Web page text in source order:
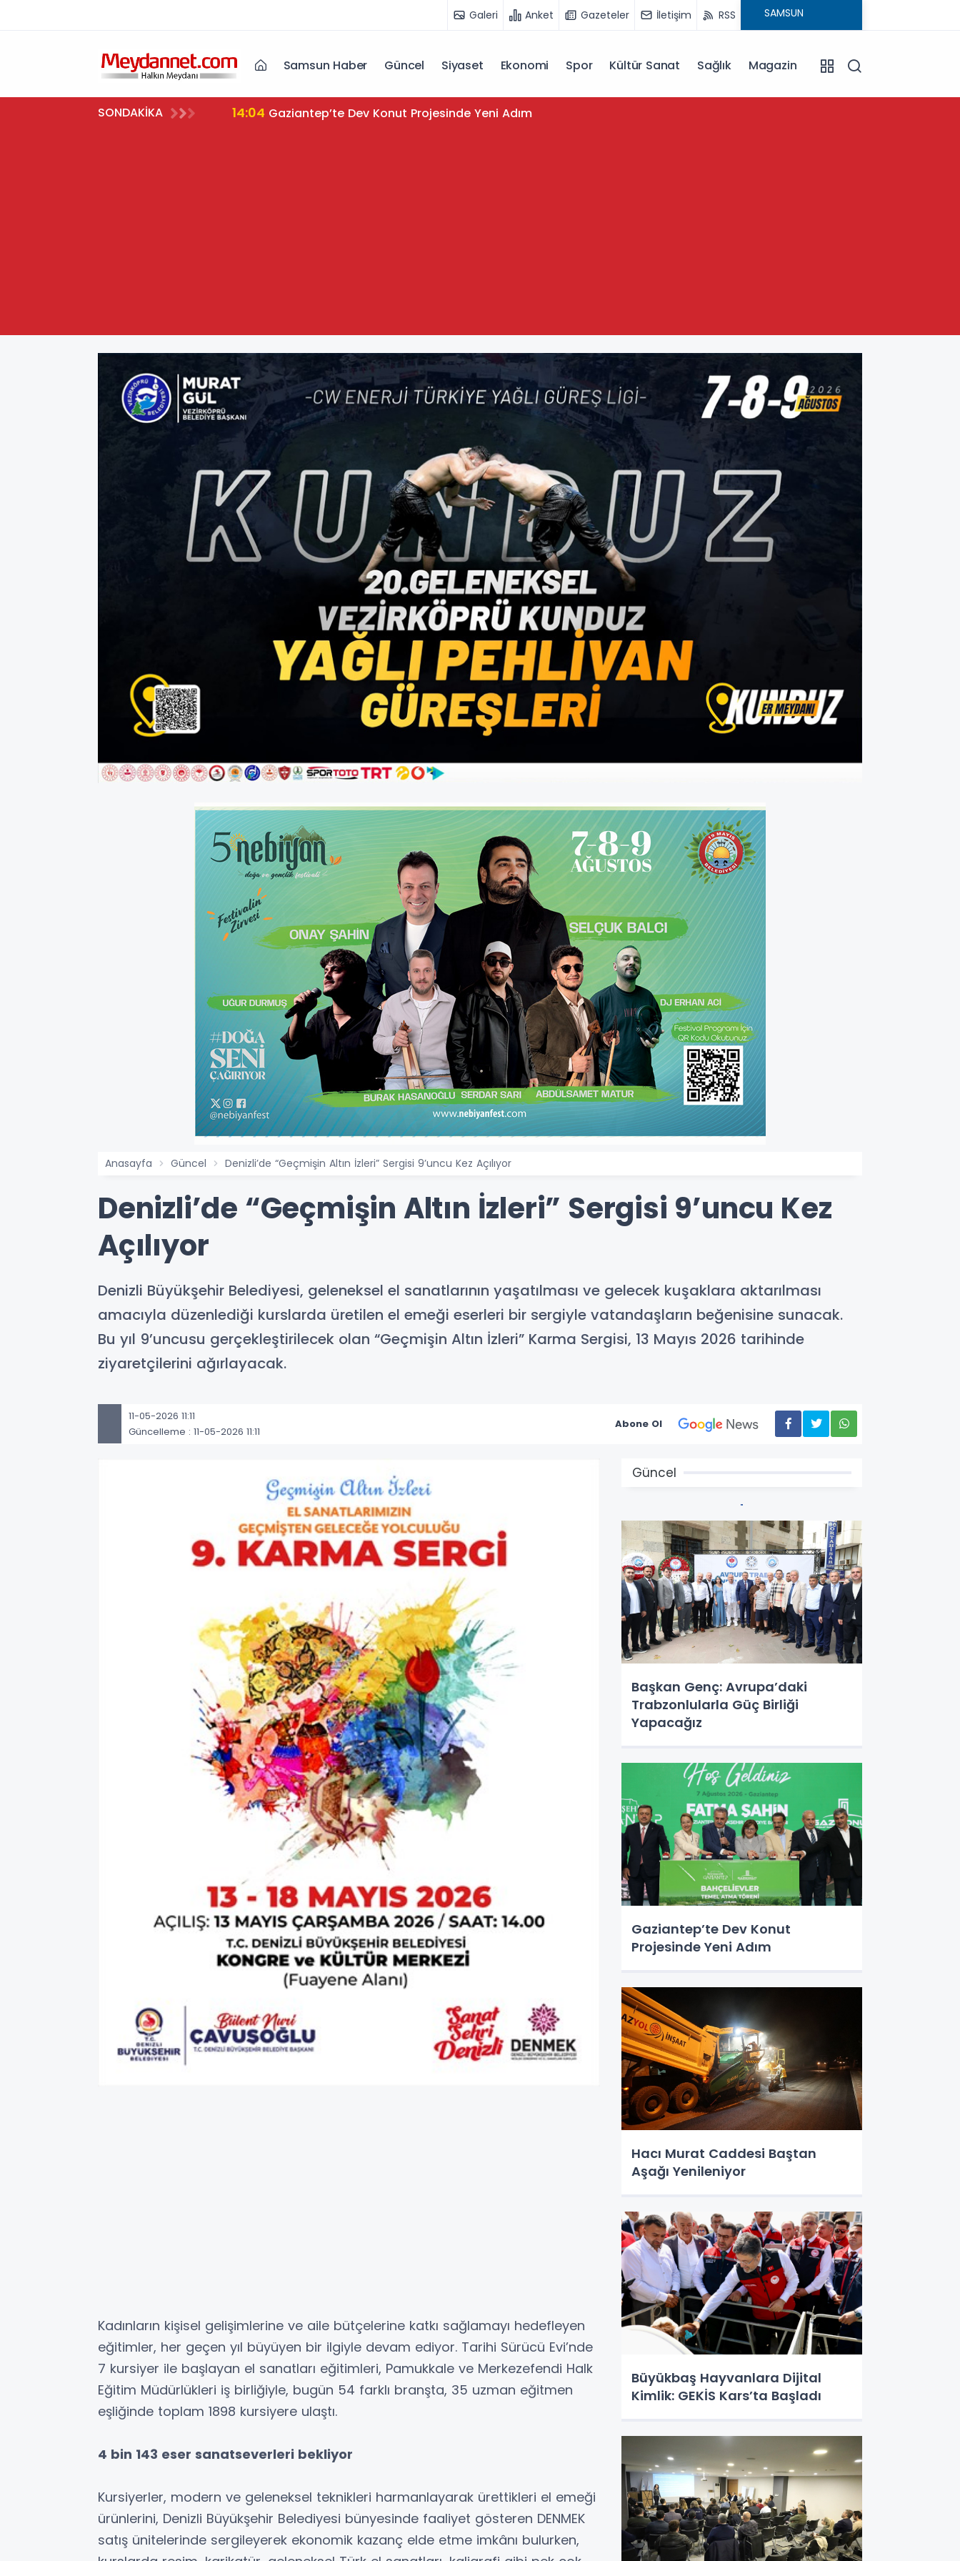
Galeri Anket Gazeteler İletişim RSS
Samsun Haber Güncel Siyaset Ekonomi Spor Kültür Sanat Sağlık Magazin
SONDAKİKA 14:04 Gaziantep’te Dev Konut Projesinde Yeni Adım
Anasayfa Güncel Denizli’de “Geçmişin Altın İzleri” Sergisi 9’uncu Kez Açılıyor
Denizli’de “Geçmişin Altın İzleri” Sergisi 9’uncu Kez
Açılıyor
Denizli Büyükşehir Belediyesi, geleneksel el sanatlarının yaşatılması ve gelecek kuşaklara aktarılması
amacıyla düzenlediği kurslarda üretilen el emeği eserleri bir sergiyle vatandaşların beğenisine sunacak.
Bu yıl 9’uncusu gerçekleştirilecek olan “Geçmişin Altın İzleri” Karma Sergisi, 13 Mayıs 2026 tarihinde
ziyaretçilerini ağırlayacak.
11-05-2026 11:11
Güncelleme : 11-05-2026 11:11
Abone Ol
Kadınların kişisel gelişimlerine ve aile bütçelerine katkı sağlamayı hedefleyen
eğitimler, her geçen yıl büyüyen bir ilgiyle devam ediyor. Tarihi Sürücü Evi’nde
7 kursiyer ile başlayan el sanatları eğitimleri, Pamukkale ve Merkezefendi Halk
Eğitim Müdürlükleri iş birliğiyle, bugün 54 farklı branşta, 35 uzman eğitmen
eşliğinde toplam 1898 kursiyere ulaştı.
4 bin 143 eser sanatseverleri bekliyor
Kursiyerler, modern ve geleneksel teknikleri harmanlayarak ürettikleri el emeği
ürünlerini, Denizli Büyükşehir Belediyesi bünyesinde faaliyet gösteren DENMEK
satış ünitelerinde sergileyerek ekonomik kazanç elde etme imkânı bulurken,
Güncel
Başkan Genç: Avrupa’daki
Trabzonlularla Güç Birliği
Yapacağız
Gaziantep’te Dev Konut
Projesinde Yeni Adım
Hacı Murat Caddesi Baştan
Aşağı Yenileniyor
Büyükbaş Hayvanlara Dijital
Kimlik: GEKİS Kars’ta Başladı